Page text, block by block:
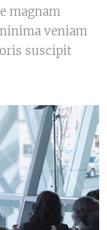
magnam
veniam
suscipit